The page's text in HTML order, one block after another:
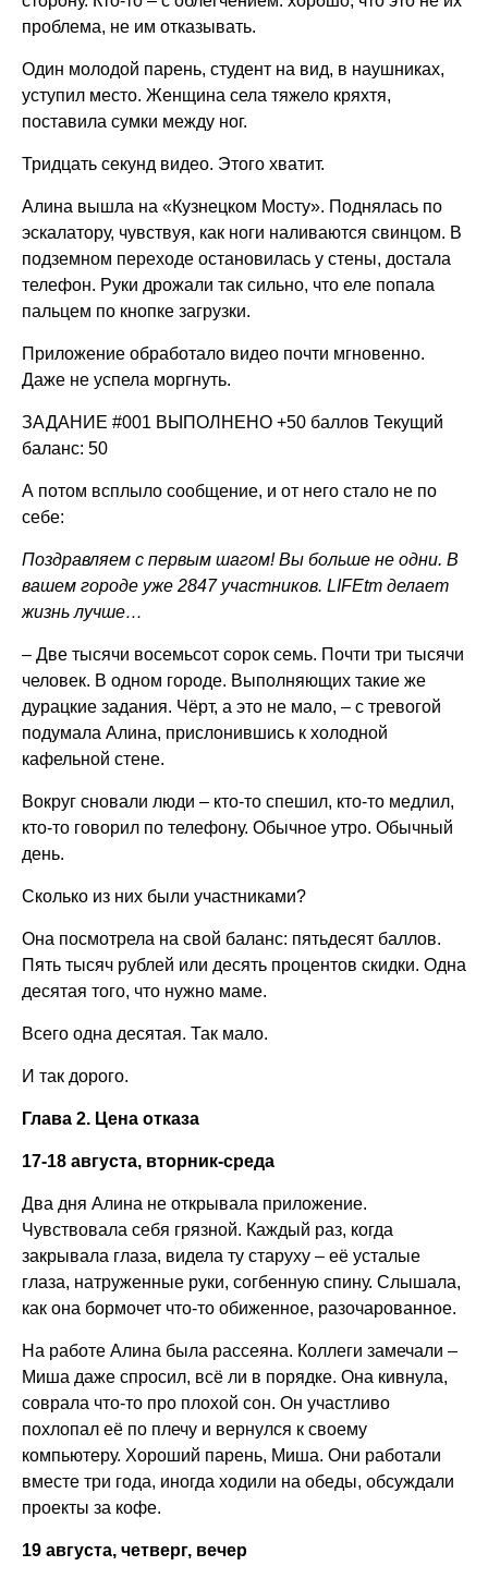
проблема, не им отказывать.
Один молодой парень, студент на вид, в наушниках,
уступил место. Женщина села тяжело кряхтя,
поставила сумки между ног.
Тридцать секунд видео. Этого хватит.
Алина вышла на «Кузнецком Мосту». Поднялась по
эскалатору, чувствуя, как ноги наливаются свинцом. В
подземном переходе остановилась у стены, достала
телефон. Руки дрожали так сильно, что еле попала
пальцем по кнопке загрузки.
Приложение обработало видео почти мгновенно.
Даже не успела моргнуть.
ЗАДАНИЕ #001 ВЫПОЛНЕНО +50 баллов Текущий
баланс: 50
А потом всплыло сообщение, и от него стало не по
себе:
Поздравляем с первым шагом! Вы больше не одни. В
вашем городе уже 2847 участников. LIFEtm делает
жизнь лучше…
– Две тысячи восемьсот сорок семь. Почти три тысячи
человек. В одном городе. Выполняющих такие же
дурацкие задания. Чёрт, а это не мало, – с тревогой
подумала Алина, прислонившись к холодной
кафельной стене.
Вокруг сновали люди – кто-то спешил, кто-то медлил,
кто-то говорил по телефону. Обычное утро. Обычный
день.
Сколько из них были участниками?
Она посмотрела на свой баланс: пятьдесят баллов.
Пять тысяч рублей или десять процентов скидки. Одна
десятая того, что нужно маме.
Всего одна десятая. Так мало.
И так дорого.
Глава 2. Цена отказа
17-18 августа, вторник-среда
Два дня Алина не открывала приложение.
Чувствовала себя грязной. Каждый раз, когда
закрывала глаза, видела ту старуху – её усталые
глаза, натруженные руки, согбенную спину. Слышала,
как она бормочет что-то обиженное, разочарованное.
На работе Алина была рассеяна. Коллеги замечали –
Миша даже спросил, всё ли в порядке. Она кивнула,
соврала что-то про плохой сон. Он участливо
похлопал её по плечу и вернулся к своему
компьютеру. Хороший парень, Миша. Они работали
вместе три года, иногда ходили на обеды, обсуждали
проекты за кофе.
19 августа, четверг, вечер